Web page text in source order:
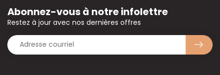
Abonnez-vous à notre infolettre
Restez à jour avec nos dernières offres